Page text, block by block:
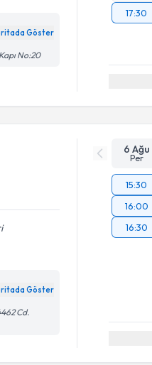
Göster
No:20
17:30
Göster
Cd.
6 Ağu
Per
15:30
16:00
16:30